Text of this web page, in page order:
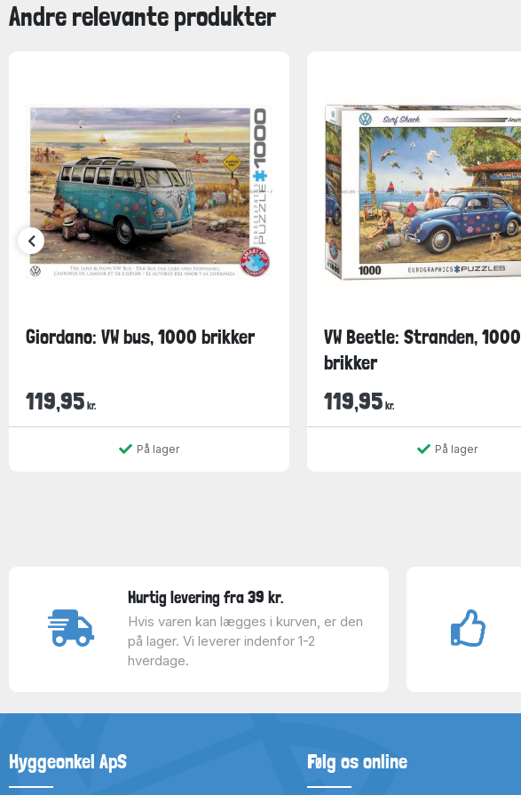
Andre relevante produkter
Giordano: VW bus, 1000 brikker
119,95 kr.
På lager
VW Beetle: Stranden, 1000
brikker
119,95 kr.
På lager
Hurtig levering fra 39 kr.
Hvis varen kan lægges i kurven, er den
på lager. Vi leverer indenfor 1-2
hverdage.
Hyggeonkel ApS Følg os online